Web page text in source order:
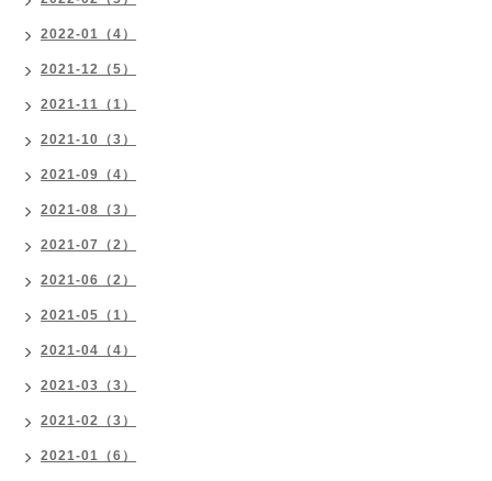
2022-01（4）
2021-12（5）
2021-11（1）
2021-10（3）
2021-09（4）
2021-08（3）
2021-07（2）
2021-06（2）
2021-05（1）
2021-04（4）
2021-03（3）
2021-02（3）
2021-01（6）